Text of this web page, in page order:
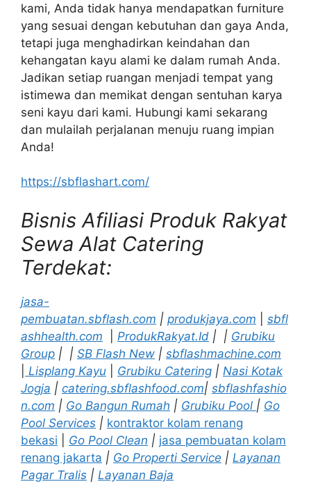
kami, Anda tidak hanya mendapatkan furniture
yang sesuai dengan kebutuhan dan gaya Anda,
tetapi juga menghadirkan keindahan dan
kehangatan kayu alami ke dalam rumah Anda.
Jadikan setiap ruangan menjadi tempat yang
istimewa dan memikat dengan sentuhan karya
seni kayu dari kami. Hubungi kami sekarang
dan mulailah perjalanan menuju ruang impian
Anda!
https://sbflashart.com/
Bisnis Afiliasi Produk Rakyat
Sewa Alat Catering
Terdekat:
jasa-
pembuatan.sbflash.com | produkjaya.com
sbfl
ashhealth.com
ProdukRakyat.Id | | Grubiku
Group | | SB Flash New | sbflashmachine.com
Lisplang Kayu Grubiku Catering | Nasi Kotak
Jogja | catering.sbflashfood.com| sbflashfashio
n.com | Go Bangun Rumah | Grubiku Pool | Go
Pool Services | kontraktor kolam renang
bekasi
Go Pool Clean | jasa pembuatan kolam
renang jakarta | Go Properti Service | Layanan
Pagar Tralis | Layanan Baja